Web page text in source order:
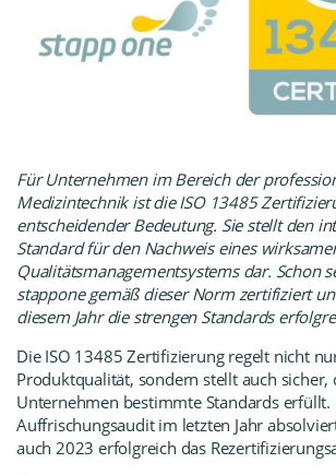
Für Unternehmen im Bereich der
Medizintechnik ist die ISO 13485
entscheidender Bedeutung. Sie stellt den
Standard für den Nachweis eines
Qualitätsmanagementsystems dar. Schon
stappone gemäß dieser Norm zertifiziert
diesem Jahr die strengen Standards
Die ISO 13485 Zertifizierung regelt nicht
Produktqualität, sondern stellt auch sicher,
Unternehmen bestimmte Standards erfüllt.
Auffrischungsaudit im letzten Jahr
auch 2023 erfolgreich das